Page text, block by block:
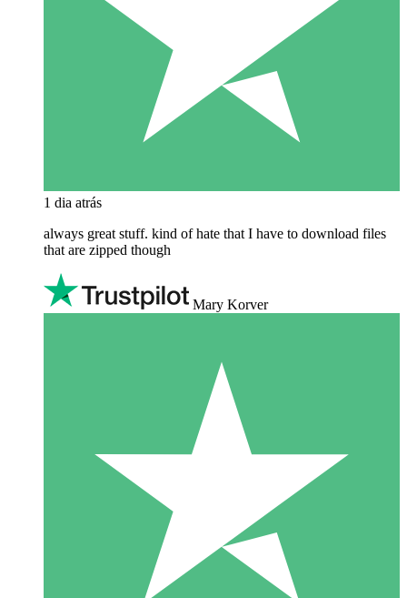
1 dia atrás
always great stuff. kind of hate that I have to download files
that are zipped though
Mary Korver